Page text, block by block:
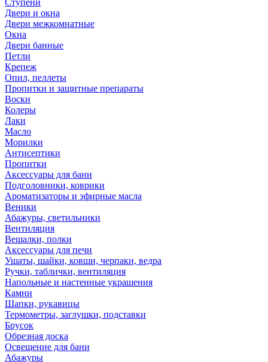
Ступени
Двери и окна
Двери межкомнатные
Окна
Двери банные
Петли
Крепеж
Опил, пеллеты
Пропитки и защитные препараты
Воски
Колеры
Лаки
Масло
Морилки
Антисептики
Пропитки
Аксессуары для бани
Подголовники, коврики
Ароматизаторы и эфирные масла
Веники
Абажуры, светильники
Вентиляция
Вешалки, полки
Аксессуары для печи
Ушаты, шайки, ковши, черпаки, ведра
Ручки, таблички, вентиляция
Напольные и настенные украшения
Камни
Шапки, рукавицы
Термометры, заглушки, подставки
Брусок
Обрезная доска
Освещение для бани
Абажуры